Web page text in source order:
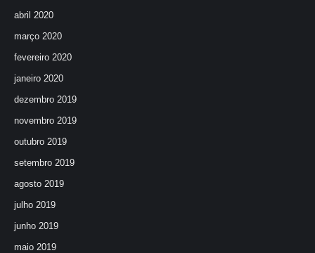
abril 2020
março 2020
fevereiro 2020
janeiro 2020
dezembro 2019
novembro 2019
outubro 2019
setembro 2019
agosto 2019
julho 2019
junho 2019
maio 2019